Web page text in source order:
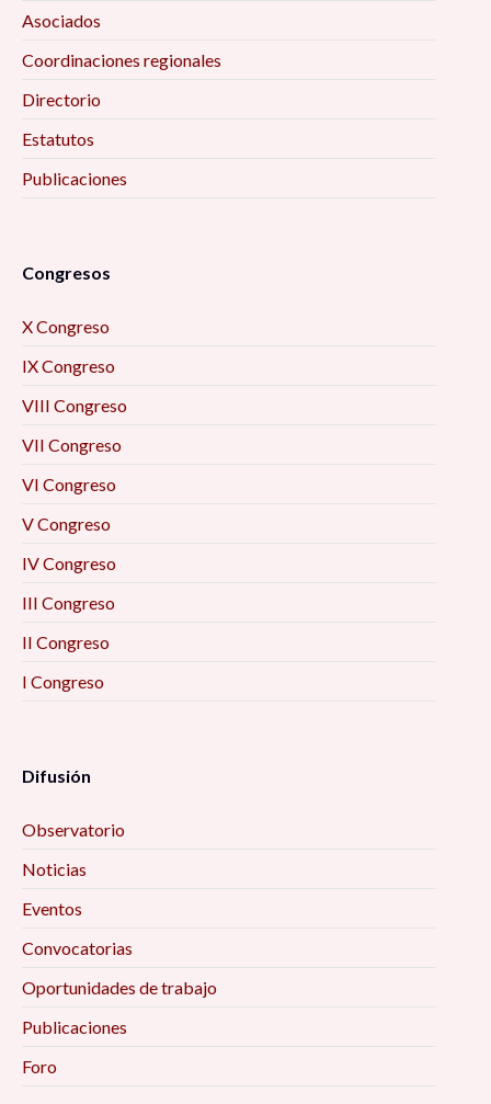
Asociados
Coordinaciones regionales
Directorio
Estatutos
Publicaciones
Congresos
X Congreso
IX Congreso
VIII Congreso
VII Congreso
VI Congreso
V Congreso
IV Congreso
III Congreso
II Congreso
I Congreso
Difusión
Observatorio
Noticias
Eventos
Convocatorias
Oportunidades de trabajo
Publicaciones
Foro